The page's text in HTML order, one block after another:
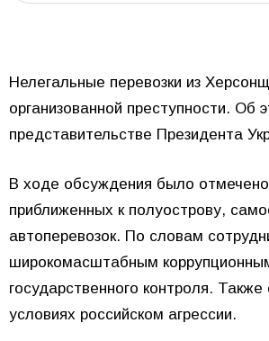
Нелегальные перевозки из
организованной преступности.
представительстве Президента
В ходе обсуждения было
приближенных к полуострову,
автоперевозок. По словам
широкомасштабным
государственного контроля.
условиях российском агрессии.